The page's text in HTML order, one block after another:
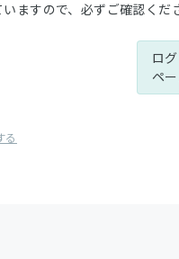
ますので、必ずご確認くだ
ロ
ペ
る